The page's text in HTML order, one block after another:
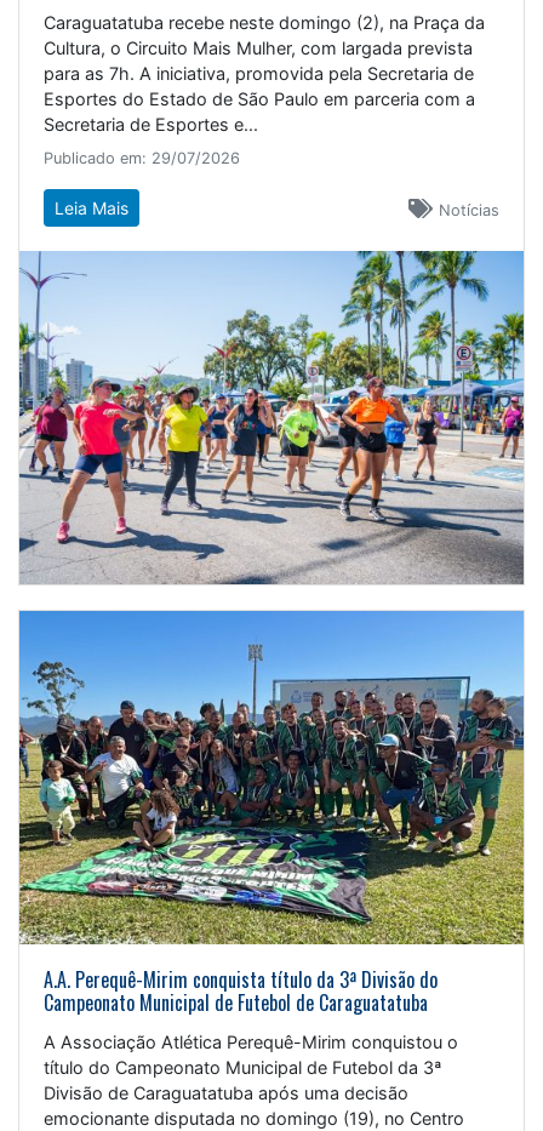
Caraguatatuba recebe neste domingo (2), na Praça da
Cultura, o Circuito Mais Mulher, com largada prevista
para as 7h. A iniciativa, promovida pela Secretaria de
Esportes do Estado de São Paulo em parceria com a
Secretaria de Esportes e...
Publicado em: 29/07/2026
Notícias
Leia Mais
A.A. Perequê-Mirim conquista título da 3ª Divisão do
Campeonato Municipal de Futebol de Caraguatatuba
A Associação Atlética Perequê-Mirim conquistou o
título do Campeonato Municipal de Futebol da 3ª
Divisão de Caraguatatuba após uma decisão
emocionante disputada no domingo (19), no Centro